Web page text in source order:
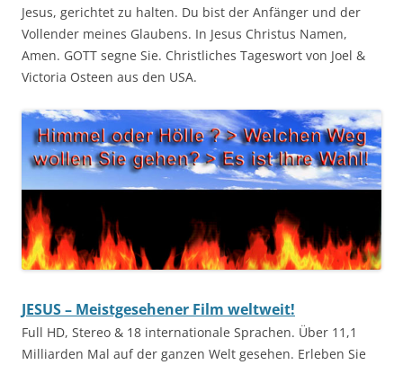
Jesus, gerichtet zu halten. Du bist der Anfänger und der
Vollender meines Glaubens. In Jesus Christus Namen,
Amen. GOTT segne Sie. Christliches Tageswort von Joel &
Victoria Osteen aus den USA.
JESUS – Meistgesehener Film weltweit!
Full HD, Stereo & 18 internationale Sprachen. Über 11,1
Milliarden Mal auf der ganzen Welt gesehen. Erleben Sie